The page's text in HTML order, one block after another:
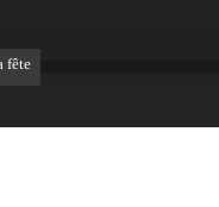
fête